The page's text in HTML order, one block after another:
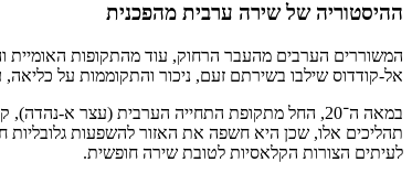
ההיסטוריה של שירה ערבית מהפכנית
המשוררים הערבים מהעבר הרחוק, עוד מהתקופות האומיית
אל-קודדוס שילבו בשירתם זעם, ניכור והתקוממות על
במאה ה־20, החל מתקופת התחייה הערבית (עצר א-
תהליכים אלו, שכן היא חשפה את האזור להשפעות גלובליות
לעיתים הצורות הקלאסיות לטובת שירה חופשית.